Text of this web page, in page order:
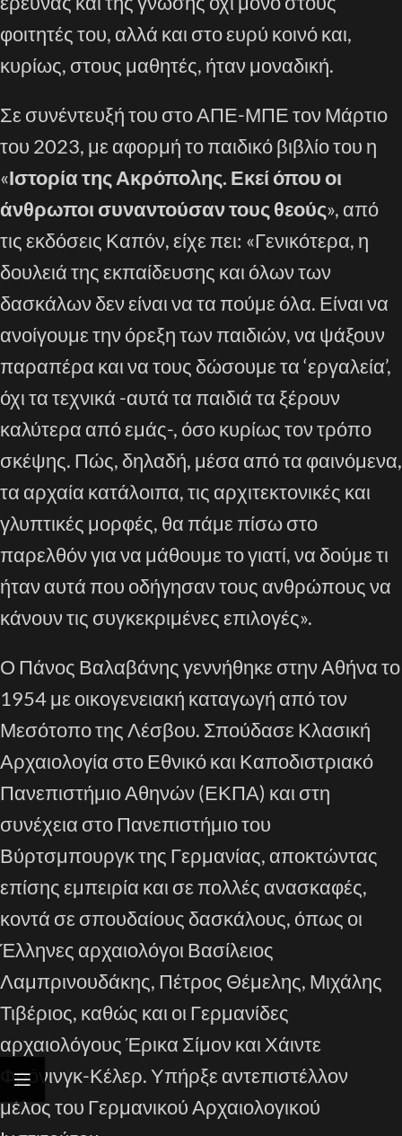
φοιτητές του, αλλά και στο ευρύ κοινό και,
κυρίως, στους μαθητές, ήταν μοναδική.
Σε συνέντευξή του στο ΑΠΕ-ΜΠΕ τον Μάρτιο
του 2023, με αφορμή το παιδικό βιβλίο του η
«Ιστορία της Ακρόπολης. Εκεί όπου οι
άνθρωποι συναντούσαν τους θεούς», από
τις εκδόσεις Καπόν, είχε πει: «Γενικότερα, η
δουλειά της εκπαίδευσης και όλων των
δασκάλων δεν είναι να τα πούμε όλα. Είναι να
ανοίγουμε την όρεξη των παιδιών, να ψάξουν
παραπέρα και να τους δώσουμε τα ‘εργαλεία’,
όχι τα τεχνικά -αυτά τα παιδιά τα ξέρουν
καλύτερα από εμάς-, όσο κυρίως τον τρόπο
σκέψης. Πώς, δηλαδή, μέσα από τα φαινόμενα,
τα αρχαία κατάλοιπα, τις αρχιτεκτονικές και
γλυπτικές μορφές, θα πάμε πίσω στο
παρελθόν για να μάθουμε το γιατί, να δούμε τι
ήταν αυτά που οδήγησαν τους ανθρώπους να
κάνουν τις συγκεκριμένες επιλογές».
Ο Πάνος Βαλαβάνης γεννήθηκε στην Αθήνα το
1954 με οικογενειακή καταγωγή από τον
Μεσότοπο της Λέσβου. Σπούδασε Κλασική
Αρχαιολογία στο Εθνικό και Καποδιστριακό
Πανεπιστήμιο Αθηνών (ΕΚΠΑ) και στη
συνέχεια στο Πανεπιστήμιο του
Βύρτσμπουργκ της Γερμανίας, αποκτώντας
επίσης εμπειρία και σε πολλές ανασκαφές,
κοντά σε σπουδαίους δασκάλους, όπως οι
Έλληνες αρχαιολόγοι Βασίλειος
Λαμπρινουδάκης, Πέτρος Θέμελης, Μιχάλης
Τιβέριος, καθώς και οι Γερμανίδες
αρχαιολόγους Έρικα Σίμον και Χάιντε
Φρόνινγκ-Κέλερ. Υπήρξε αντεπιστέλλον
μέλος του Γερμανικού Αρχαιολογικού